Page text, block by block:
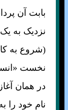
بابت آن
نزديک به
نخست
در همان
نام خود را